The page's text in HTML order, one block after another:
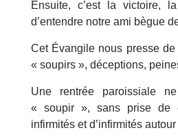
Ensuite, c’est la victoire,
d’entendre notre ami bègue
Cet Évangile nous presse
« soupirs », déceptions,
Une rentrée paroissiale
« soupir », sans prise de
infirmités et d’infirmités